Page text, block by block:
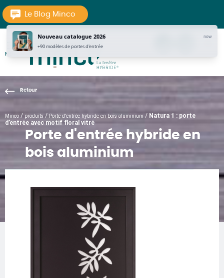
Aller au texte
Aller au menu
Le Blog Minco
MENU
contenu
Minco / produits / Porte d'entrée hybride en bois aluminium / Natura 1 : porte
d’entrée avec motif floral vitré
Porte d'entrée hybride en
bois aluminium
Nouveau catalogue 2026 now
+90 modèles de portes d'entrée